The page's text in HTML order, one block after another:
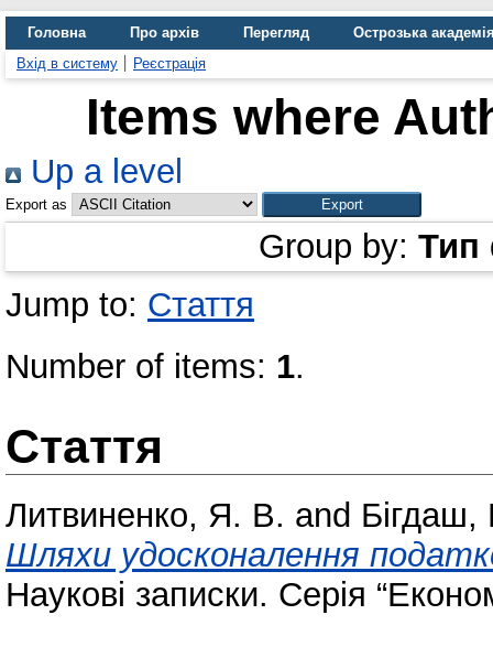
Головна Про архів Перегляд
Острозька
Вхід в систему
Реєстрація
Items where
Up a level
Export as
Group by: Тип
Jump to: Стаття
Number of items: 1.
Стаття
Литвиненко, Я. В. and
Шляхи удосконалення
Наукові записки. Серія